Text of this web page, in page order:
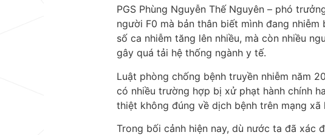
PGS Phùng Nguyễn Thế Nguyên – phó
người F0 mà bản thân biết mình đang
số ca nhiễm tăng lên nhiều, mà còn nhiều
gây quá tải hệ thống ngành y tế.
Luật phòng chống bệnh truyền nhiễm năm
có nhiều trường hợp bị xử phạt hành chính
thiệt không đúng về dịch bệnh trên mạng
Trong bối cảnh hiện nay, dù nước ta đã xác